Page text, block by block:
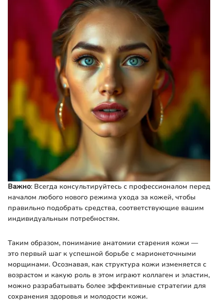
Важно: Всегда консультируйтесь с профессионалом перед
началом любого нового режима ухода за кожей, чтобы
правильно подобрать средства, соответствующие вашим
индивидуальным потребностям.
Таким образом, понимание анатомии старения кожи —
это первый шаг к успешной борьбе с марионеточными
морщинами. Осознавая, как структура кожи изменяется с
возрастом и какую роль в этом играют коллаген и эластин,
можно разрабатывать более эффективные стратегии для
сохранения здоровья и молодости кожи.